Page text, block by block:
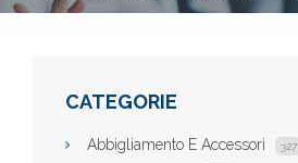
CATEGORIE
Abbigliamento E Accessori 327